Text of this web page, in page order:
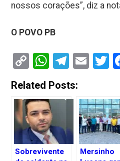
nossos corações”, diz a
O POVO PB
Copy
Link
Related Posts:
Sobrevivente
Mersinho